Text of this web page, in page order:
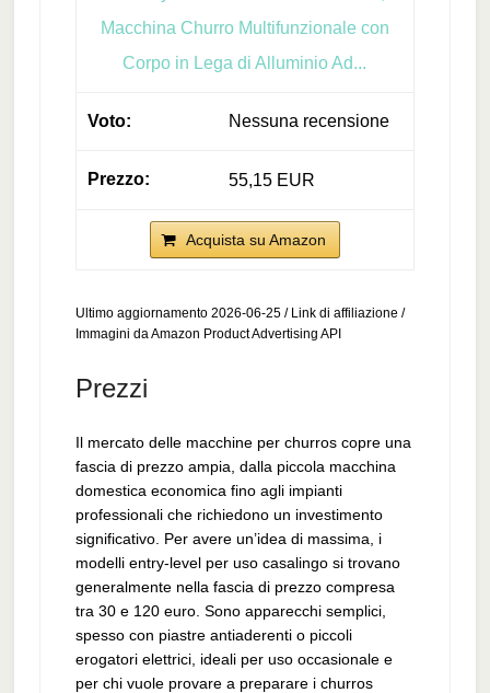
Macchina Churro Multifunzionale con
Corpo in Lega di Alluminio Ad...
Nessuna recensione
55,15 EUR
Acquista su Amazon
Ultimo aggiornamento 2026-06-25 / Link di affiliazione /
Immagini da Amazon Product Advertising API
Prezzi
Il mercato delle macchine per churros copre una
fascia di prezzo ampia, dalla piccola macchina
domestica economica fino agli impianti
professionali che richiedono un investimento
significativo. Per avere un’idea di massima, i
modelli entry-level per uso casalingo si trovano
generalmente nella fascia di prezzo compresa
tra 30 e 120 euro. Sono apparecchi semplici,
spesso con piastre antiaderenti o piccoli
erogatori elettrici, ideali per uso occasionale e
per chi vuole provare a preparare i churros